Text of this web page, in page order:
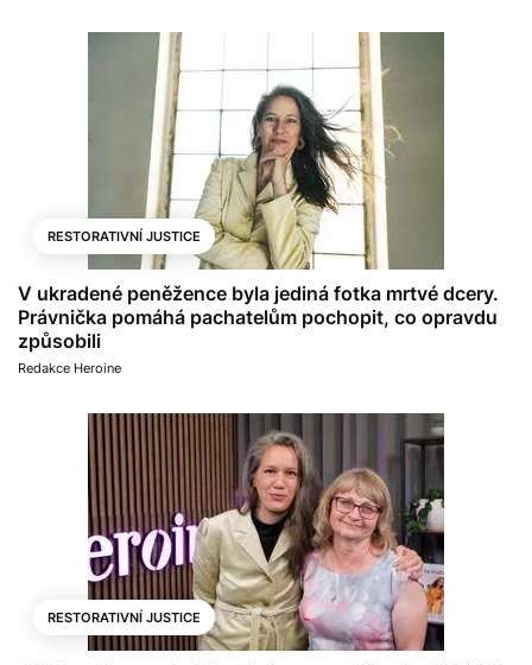
RESTORATIVNÍ JUSTICE
V ukradené peněžence byla jediná fotka mrtvé dcery.
Právnička pomáhá pachatelům pochopit, co opravdu
způsobili
Redakce Heroine
RESTORATIVNÍ JUSTICE